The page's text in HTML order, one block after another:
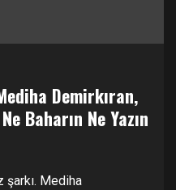
Demirkıran,
Baharın Ne Yazın
şarkı. Mediha